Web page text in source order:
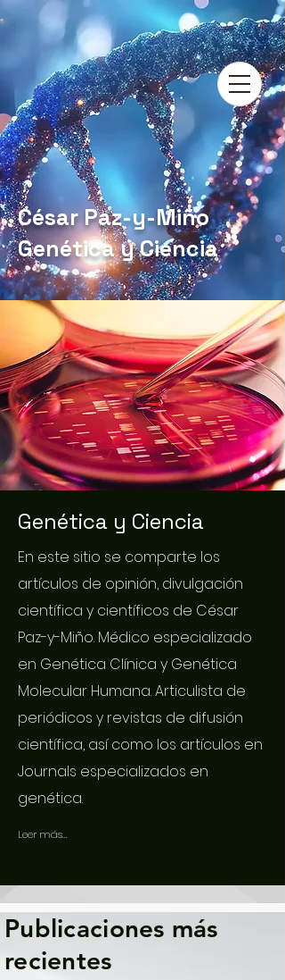
César Paz-y-Miño
Genética y Ciencia
Genética y Ciencia
En este sitio se comparte los
artículos de opinión, divulgación
científica y científicos de César
Paz-y-Miño. Médico especializado
en Genética Clínica y Genética
Molecular Humana. Articulista de
periódicos y revistas de difusión
científica, así como los artículos en
Journals especializados en
genética.
Leer más...
Publicaciones más
recientes